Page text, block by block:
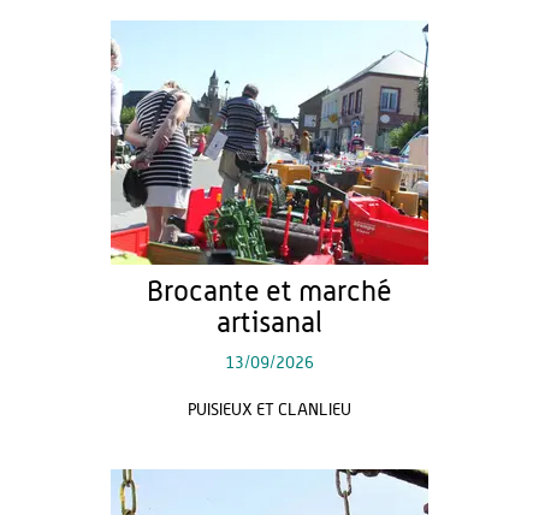
Brocante et marché
artisanal
13/09/2026
PUISIEUX ET CLANLIEU